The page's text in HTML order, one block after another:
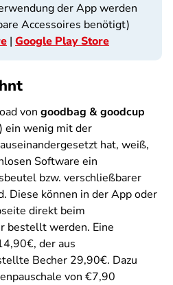
der App werden
Accessoires benötigt)
| Google Play Store
von goodbag & goodcup
) ein wenig mit der
hat, weiß,
Software ein
bzw. verschließbarer
Diese können in der App oder
direkt beim
bestellt werden. Eine
der aus
Becher 29,90€. Dazu
von €7,90